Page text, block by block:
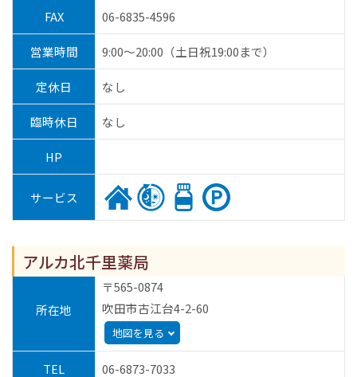
FAX 06-6835-4596
営業時間 9:00～20:00（土日祝19:00まで）
定休日 なし
臨時休日 なし
HP
サービス
アルカ北千里薬局
所在地
〒565-0874
吹田市古江台4-2-60
地図を見る
TEL 06-6873-7033